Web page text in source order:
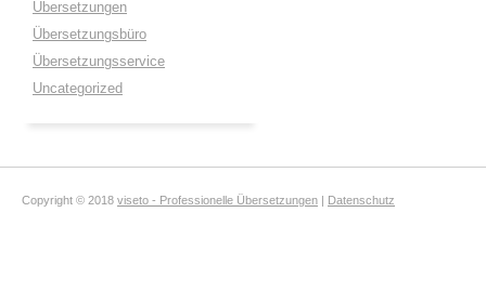
Übersetzungen
Übersetzungsbüro
Übersetzungsservice
Uncategorized
Copyright © 2018 viseto - Professionelle Übersetzungen | Datenschutz